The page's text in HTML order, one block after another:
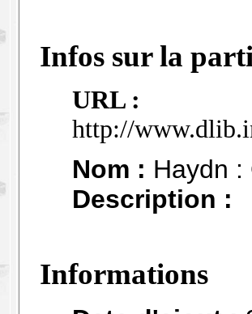
Infos sur la
URL :
http://
Nom : Haydn :
Description :
Informations